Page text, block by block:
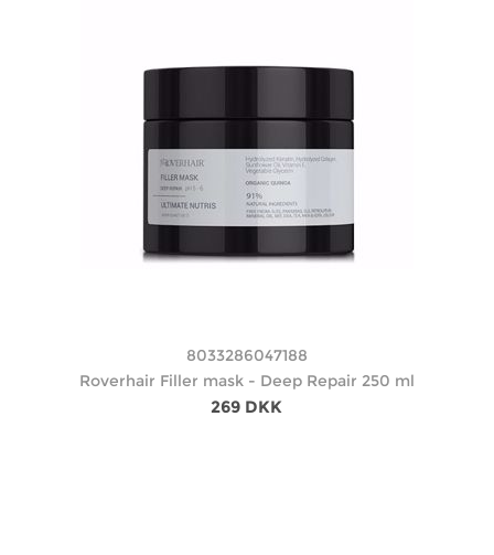
8033286047188
Roverhair Filler mask - Deep Repair 250 ml
269 DKK